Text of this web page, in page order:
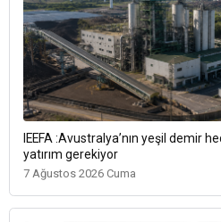
IEEFA :Avustralya’nın yeşil demir
yatırım gerekiyor
7 Ağustos 2026 Cuma